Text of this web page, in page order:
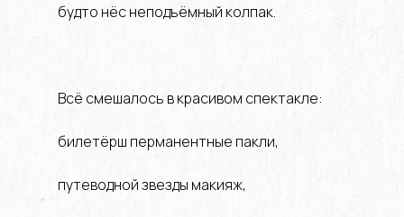
будто нёс неподъёмный колпак.
Всё смешалось в красивом спектакле:
билетёрш перманентные пакли,
путеводной звезды макияж,